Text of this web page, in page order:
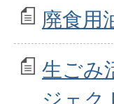
廃食用
生ごみ